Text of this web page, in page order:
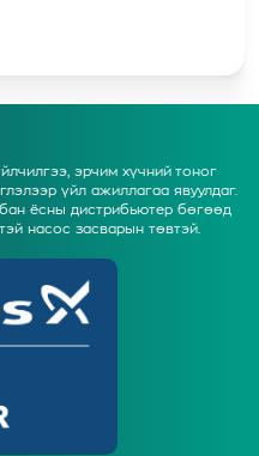
эрчим хүчний тоног
үйл ажиллагаа явуулдаг.
ёсны дистрибьютер бөгөөд
насос засварын төвтэй.